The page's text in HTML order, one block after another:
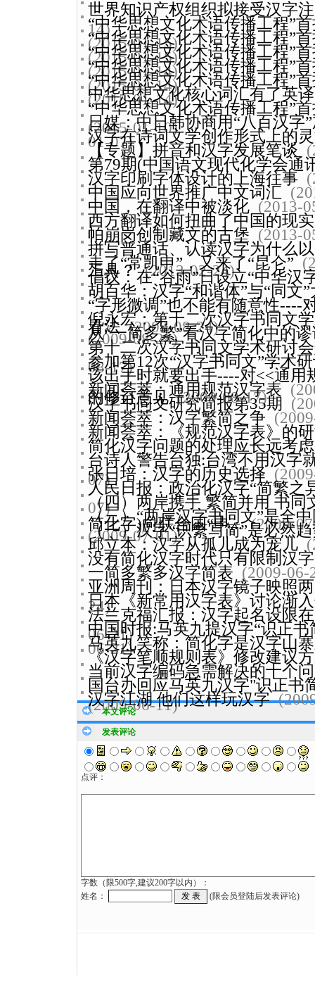
世界知识产权组织拟接受汉字
14)
“中华思想文化术语传播工程”
(2015-01-15)
“中华思想文化术语传播工程”
(2015-01-15)
“中华思想文化术语传播工程”
(2015-01-14)
“中华思想文化术语传播工程”
(2015-01-14)
“中华思想文化术语传播工程”
(2015-01-14)
中华思想文化核心词汇有了英
“中华思想文化术语传播工程”
(2015-01-10)
日媒：中日韩协商用“八百汉字
01-07)
汉字在诗词文学创作形式上的
【专题】拼音和汉字发展笔谈
第79期(中国语文现代化学会通
汉字印刷字体设计的上海往事
中国应向世界推广中文词汇
中国，在翻译中被淡化 (2013-
西方翻译如何扭曲了中国的现实
帕崩岗创制藏文的古堡 (2013-
拼写普通话、认读汉字为什么
工具？ (2013-02-24)
走了“常凯申”，又来了“昆仑”
倡议：在“谷雨”日设立“中华汉
胡百华：汉字“和谐体”与“同文”
“字形微调”也不能有随意性----
看法 (2009-08-24)
倪永宏：第十二次汉字书同文
(2009-08-24)
从“一简多繁”看汉字简化中的
第十二次汉字书同文学术研讨
08-17)
参加第12次“汉字书同文”学术
该出手时就要出手----对<<通用
的修订意见 (2009-08-17)
新闻荟萃：通用规范汉字表
汉字书同文研究简报第35期
新闻荟萃：汉字繁简之争
新闻荟萃：《规范汉字表》的
简化汉字问题的处理应长远考虑
台诗人警告台独:台湾不用汉字
07)
张日培：汉字的历史选择
人民日报：政治化汉字“简繁之
07)
（四）两岸携手 繁简并用 书同
简化字)向联合国“申... (2009-
（三）“两岸汉字书同文”是全
(2009-07-01)
（一）汉字“识繁写简”是必然
邱立本：汉字从孤儿成为宠儿
没有简化汉字时代只有限制汉
一简多繁多汉字简表 (2009-06-
亚洲周刊：日本汉字镜子映照
24)
日本《新常用汉字表》讨论渐
法兰克福汇报：汉字起名设限
06-21)
中国时报:马英九提汉字“识正书
06-21)
马英九笑称：简化字是汉字山
《汉字笔顺规则表》修改建议
当前汉字编码急需解决的十个
国台办回应马英九汉字"识正书
(2009-06-11)
汉字江湖 他们这样玩汉字
本文评论
发表评论
点评：
字数（限500字,建议200字以内）：
姓名：
(限会员登陆后发表评论)